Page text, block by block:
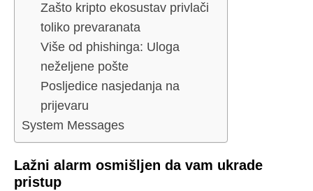
Zašto kripto ekosustav privlači
toliko prevaranata
Više od phishinga: Uloga
neželjene pošte
Posljedice nasjedanja na
prijevaru
System Messages
Lažni alarm osmišljen da vam ukrade
pristup